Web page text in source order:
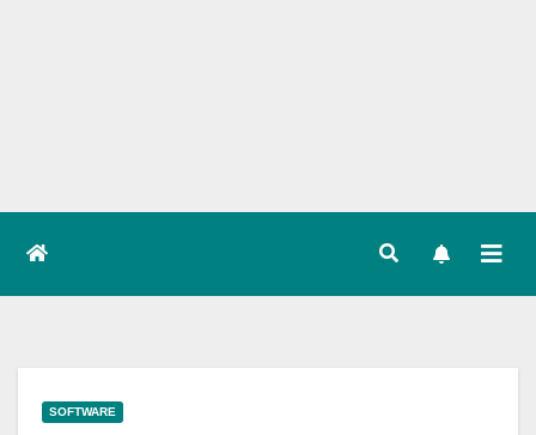
SOFTWARE